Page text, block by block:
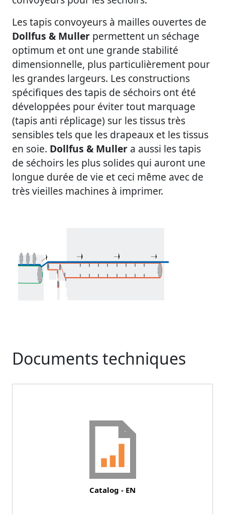
Les tapis convoyeurs à mailles ouvertes de
Dollfus & Muller permettent un séchage
optimum et ont une grande stabilité
dimensionnelle, plus particulièrement pour
les grandes largeurs. Les constructions
spécifiques des tapis de séchoirs ont été
développées pour éviter tout marquage
(tapis anti réplicage) sur les tissus très
sensibles tels que les drapeaux et les tissus
en soie. Dollfus & Muller a aussi les tapis
de séchoirs les plus solides qui auront une
longue durée de vie et ceci même avec de
très vieilles machines à imprimer.
Documents techniques
Document
Catalog - EN